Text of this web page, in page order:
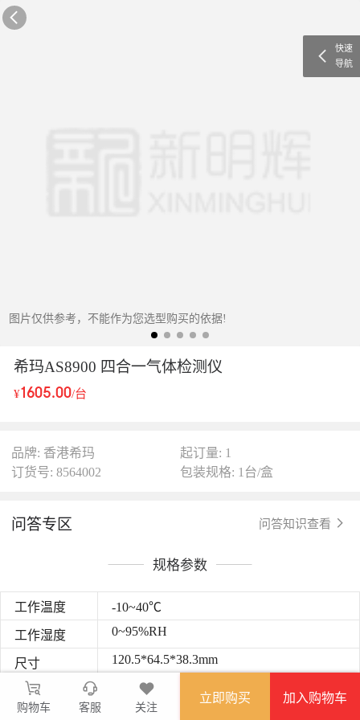
图片仅供参考，不能作为您选型购买的依据!
希玛AS8900 四合一气体检测仪
¥1605.00/台
品牌: 香港希玛
起订量: 1
订货号: 8564002
包装规格: 1台/盒
问答专区 问答知识查看
规格参数
工作温度 -10~40℃
工作湿度 0~95%RH
尺寸 120.5*64.5*38.3mm
毛重
购物车 客服 关注
立即购买 加入购物车
快速
导航